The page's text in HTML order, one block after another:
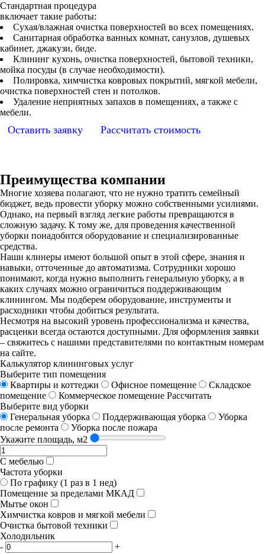
Стандартная процедура
включает такие работы:
Сухая/влажная очистка поверхностей во всех помещениях.
Санитарная обработка ванных комнат, санузлов, душевых
кабинет, джакузи, биде.
Клининг кухонь, очистка поверхностей, бытовой техники,
мойка посуды (в случае необходимости).
Полировка, химчистка ковровых покрытий, мягкой мебели,
очистка поверхностей стен и потолков.
Удаление неприятных запахов в помещениях, а также с
мебели.
Оставить заявку Рассчитать стоимость
Преимущества компании
Многие хозяева полагают, что не нужно тратить семейный
бюджет, ведь провести уборку можно собственными усилиями.
Однако, на первый взгляд легкие работы превращаются в
сложную задачу. К тому же, для проведения качественной
уборки понадобится оборудование и специализированные
средства.
Наши клинеры имеют большой опыт в этой сфере, знания и
навыки, отточенные до автоматизма. Сотрудники хорошо
понимают, когда нужно выполнить генеральную уборку, а в
каких случаях можно ограничиться поддерживающим
клинингом. Мы подберем оборудование, инструменты и
расходники чтобы добиться результата.
Несмотря на высокий уровень профессионализма и качества,
расценки всегда остаются доступными. Для оформления заявки
– свяжитесь с нашими представителями по контактным номерам
на сайте.
Калькулятор клининговых услуг
Выберите тип помещения
Квартиры и коттеджи
Офисное помещение
Складское
помещение
Коммерческое помещение Рассчитать
Выберите вид уборки
Генеральная уборка
Поддерживающая уборка
Уборка
после ремонта
Уборка после пожара
Укажите площадь, м2
С мебелью
Частота уборки
По графику (1 раз в 1 нед)
Помещение за пределами МКАД
Мытье окон
Химчистка ковров и мягкой мебели
Очистка бытовой техники
Холодильник
-
+